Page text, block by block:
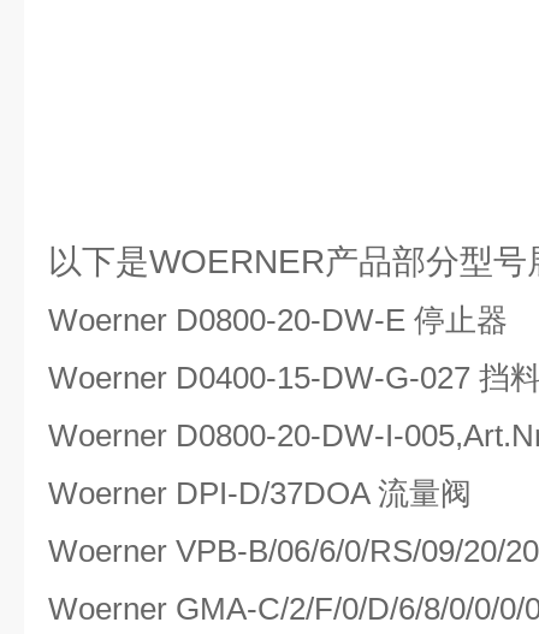
以下是WOERNER产品部分型号
Woerner D0800-20-DW-E 停止器
Woerner D0400-15-DW-G-027 挡
Woerner D0800-20-DW-I-
Woerner DPI-D/37DOA 流量阀
Woerner VPB-B/06/6/0/RS/09/20/
Woerner GMA-C/2/F/0/D/6/8/0/0/0/